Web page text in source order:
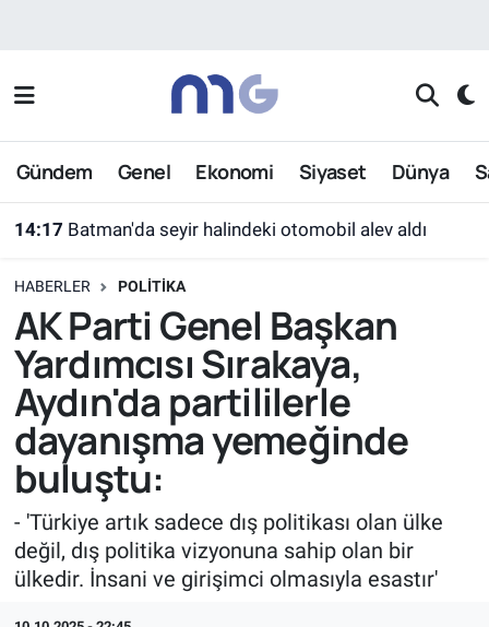
Gündem Genel Ekonomi Siyaset Dünya
14:17 Batman'da seyir halindeki otomobil alev aldı
HABERLER POLITIKA
AK Parti Genel Başkan
Yardımcısı Sırakaya,
Aydın'da partililerle
dayanışma yemeğinde
buluştu:
- 'Türkiye artık sadece dış politikası olan ülke
değil, dış politika vizyonuna sahip olan bir
ülkedir. İnsani ve girişimci olmasıyla esastır'
Nöbetçi Eczaneler
Hava Durumu
Süper Lig Puan Durumu ve Fikstür
Tüm Manşetler
Son Dakika Haberleri
Haber Arşivi